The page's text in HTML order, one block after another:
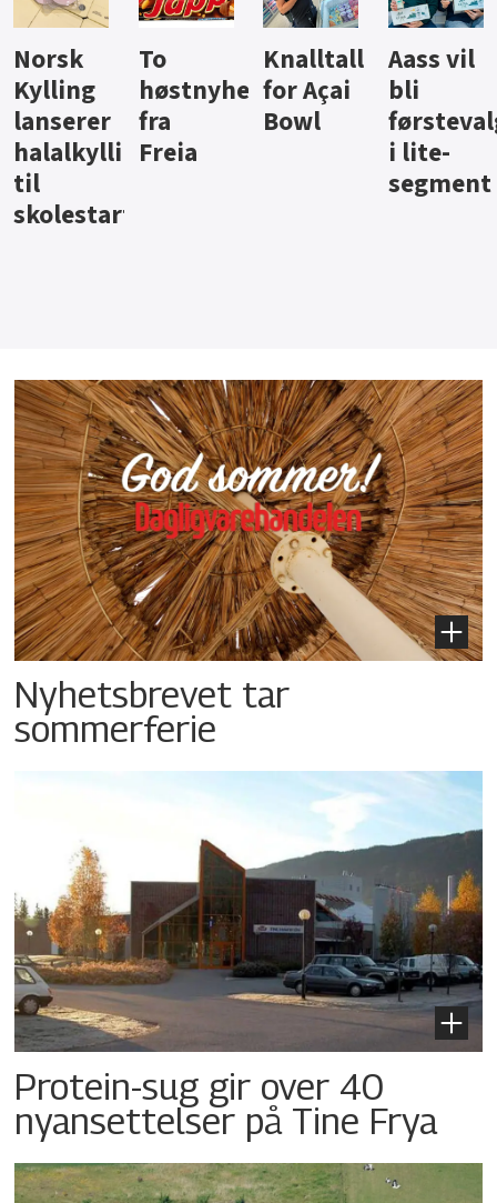
Knalltall
for Açai
Bowl
Aass vil
bli
førstevalg
i lite-
Brus og
jus fra
Berentsen
Hard
iste fra
Hansa
Nyhetsbrevet tar
sommerferie
Protein-sug gir over 40
nyansettelser på Tine Frya